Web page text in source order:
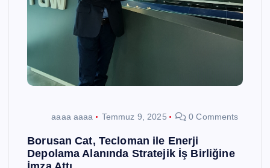
aaaa aaaa Temmuz 9, 2025 0 Comments
Borusan Cat, Tecloman ile Enerji
Depolama Alanında Stratejik İş Birliğine